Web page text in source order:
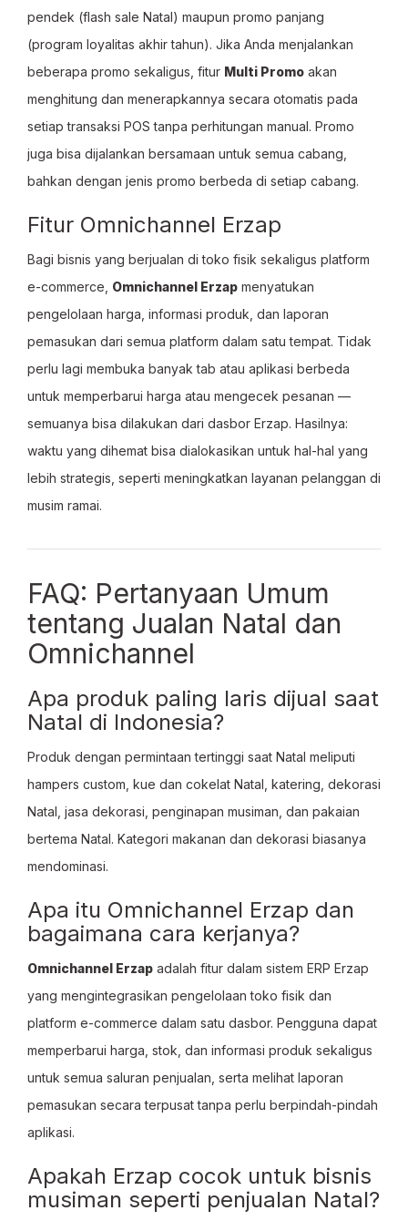
pendek (flash sale Natal) maupun promo panjang
(program loyalitas akhir tahun). Jika Anda menjalankan
beberapa promo sekaligus, fitur Multi Promo akan
menghitung dan menerapkannya secara otomatis pada
setiap transaksi POS tanpa perhitungan manual. Promo
juga bisa dijalankan bersamaan untuk semua cabang,
bahkan dengan jenis promo berbeda di setiap cabang.
Fitur Omnichannel Erzap
Bagi bisnis yang berjualan di toko fisik sekaligus platform
e-commerce, Omnichannel Erzap menyatukan
pengelolaan harga, informasi produk, dan laporan
pemasukan dari semua platform dalam satu tempat. Tidak
perlu lagi membuka banyak tab atau aplikasi berbeda
untuk memperbarui harga atau mengecek pesanan —
semuanya bisa dilakukan dari dasbor Erzap. Hasilnya:
waktu yang dihemat bisa dialokasikan untuk hal-hal yang
lebih strategis, seperti meningkatkan layanan pelanggan di
musim ramai.
FAQ: Pertanyaan Umum
tentang Jualan Natal dan
Omnichannel
Apa produk paling laris dijual saat
Natal di Indonesia?
Produk dengan permintaan tertinggi saat Natal meliputi
hampers custom, kue dan cokelat Natal, katering, dekorasi
Natal, jasa dekorasi, penginapan musiman, dan pakaian
bertema Natal. Kategori makanan dan dekorasi biasanya
mendominasi.
Apa itu Omnichannel Erzap dan
bagaimana cara kerjanya?
Omnichannel Erzap adalah fitur dalam sistem ERP Erzap
yang mengintegrasikan pengelolaan toko fisik dan
platform e-commerce dalam satu dasbor. Pengguna dapat
memperbarui harga, stok, dan informasi produk sekaligus
untuk semua saluran penjualan, serta melihat laporan
pemasukan secara terpusat tanpa perlu berpindah-pindah
aplikasi.
Apakah Erzap cocok untuk bisnis
musiman seperti penjualan Natal?